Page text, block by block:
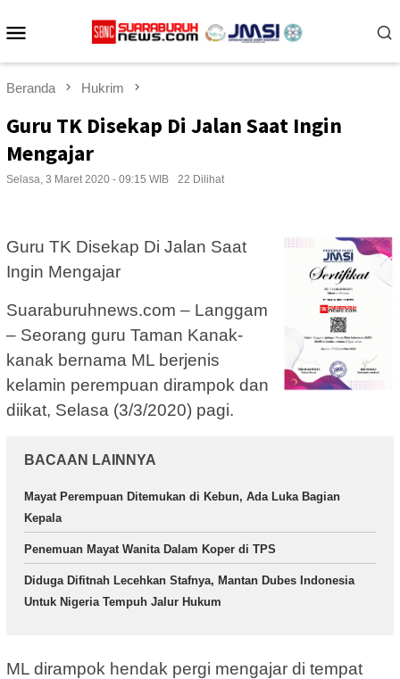
ke
Beranda Hukrim
Guru TK Disekap Di Jalan Saat Ingin
Mengajar
Selasa, 3 Maret 2020 - 09:15 WIB 22 Dilihat
Guru TK Disekap Di Jalan Saat
Ingin Mengajar
Suaraburuhnews.com – Langgam
– Seorang guru Taman Kanak-
kanak bernama ML berjenis
kelamin perempuan dirampok dan
diikat, Selasa (3/3/2020) pagi.
BACAAN LAINNYA
Mayat Perempuan Ditemukan di Kebun, Ada Luka Bagian
Kepala
Penemuan Mayat Wanita Dalam Koper di TPS
Diduga Difitnah Lecehkan Stafnya, Mantan Dubes Indonesia
Untuk Nigeria Tempuh Jalur Hukum
ML dirampok hendak pergi mengajar di tempat